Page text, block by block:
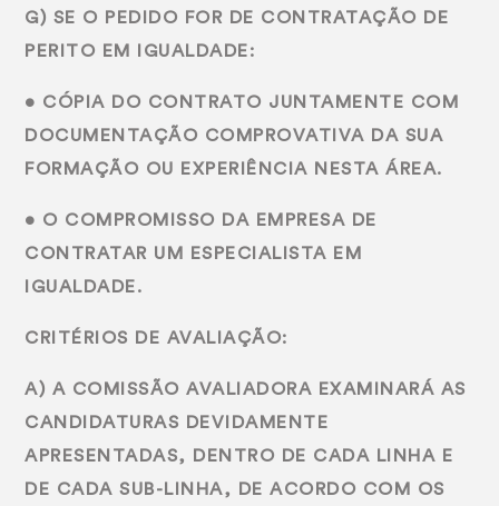
G) SE O PEDIDO FOR DE CONTRATAÇÃO DE
PERITO EM IGUALDADE:
• CÓPIA DO CONTRATO JUNTAMENTE COM
DOCUMENTAÇÃO COMPROVATIVA DA SUA
FORMAÇÃO OU EXPERIÊNCIA NESTA ÁREA.
• O COMPROMISSO DA EMPRESA DE
CONTRATAR UM ESPECIALISTA EM
IGUALDADE.
CRITÉRIOS DE AVALIAÇÃO:
A) A COMISSÃO AVALIADORA EXAMINARÁ AS
CANDIDATURAS DEVIDAMENTE
APRESENTADAS, DENTRO DE CADA LINHA E
DE CADA SUB-LINHA, DE ACORDO COM OS